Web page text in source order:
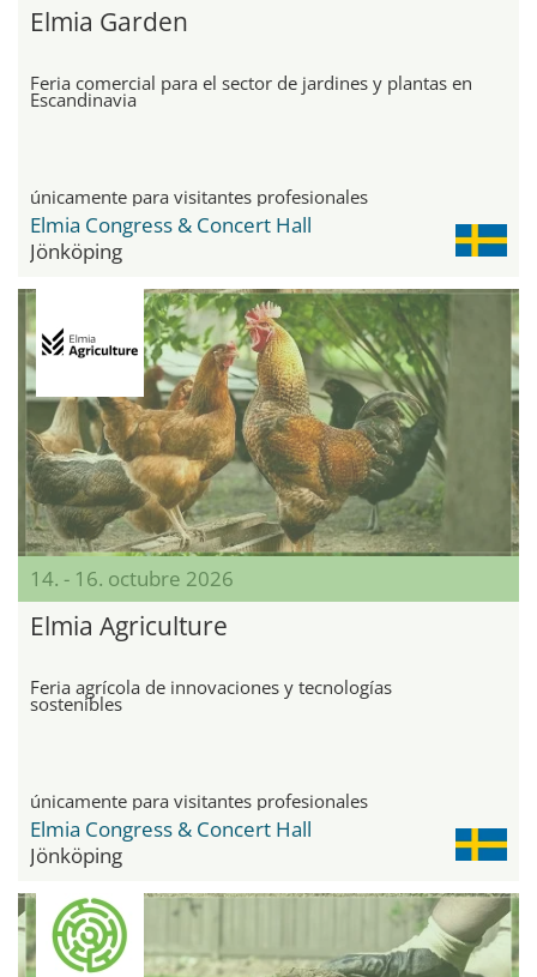
Elmia Garden
Feria comercial para el sector de jardines y plantas en
Escandinavia
únicamente para visitantes profesionales
Elmia Congress & Concert Hall
Jönköping
14. - 16. octubre 2026
Elmia Agriculture
Feria agrícola de innovaciones y tecnologías
sostenibles
únicamente para visitantes profesionales
Elmia Congress & Concert Hall
Jönköping